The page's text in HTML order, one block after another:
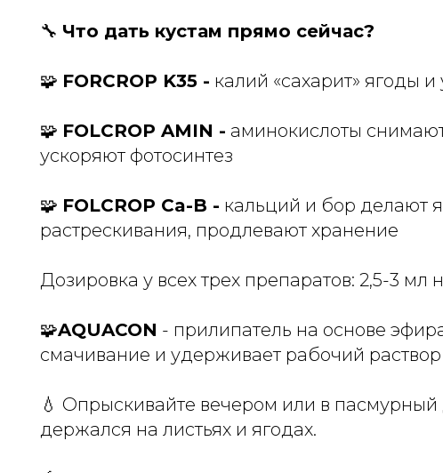
🔧 Что дать кустам прямо сейчас?
🧩 FORCROP K35 - калий «сахарит» ягоды
🧩 FOLCROP AMIN - аминокислоты
ускоряют фотосинтез
🧩 FOLCROP Ca-B - кальций и бор делают
растрескивания, продлевают хранение
Дозировка у всех трех препаратов: 2,5-3 мл
🧩AQUACON - прилипатель на основе
смачивание и удерживает рабочий раствор
💧 Опрыскивайте вечером или в
держался на листьях и ягодах.